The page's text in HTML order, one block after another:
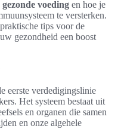
gezonde voeding en hoe je
te versterken.
tips voor de
gezondheid een boost
eerste verdedigingslinie
Het systeem bestaat uit
en organen die samen
en onze algehele